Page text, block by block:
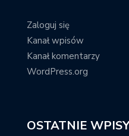
Zaloguj się
Kanał wpisów
Kanał komentarzy
WordPress.org
OSTATNIE WPISY